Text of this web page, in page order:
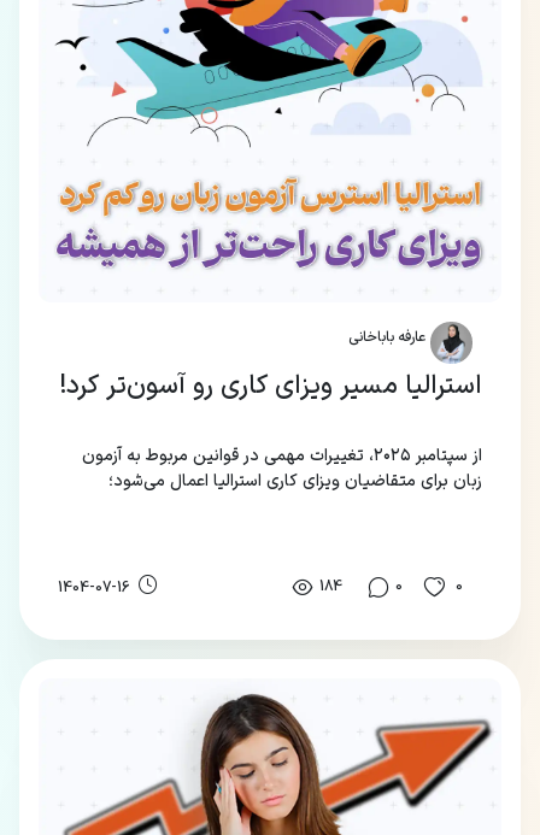
عارفه باباخانی
استرالیا مسیر ویزای کاری رو آسون‌تر کرد!
از سپتامبر ۲۰۲۵، تغییرات مهمی در قوانین مربوط به آزمون
زبان برای متقاضیان ویزای کاری استرالیا اعمال می‌شود؛
0
0
184
1404-07-16